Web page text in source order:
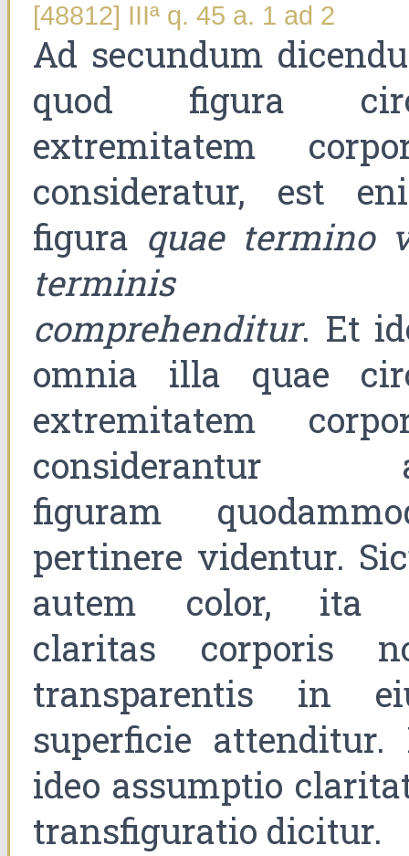
[48812] IIIª q. 45 a. 1 ad 2
Ad secundum
quod figura
extremitatem
consideratur, est
figura quae termino
terminis
comprehenditur. Et
omnia illa quae
extremitatem
considerantur
figuram
pertinere videntur.
autem color, ita
claritas corporis
transparentis in
superficie attenditur.
ideo assumptio
transfiguratio dicitur.